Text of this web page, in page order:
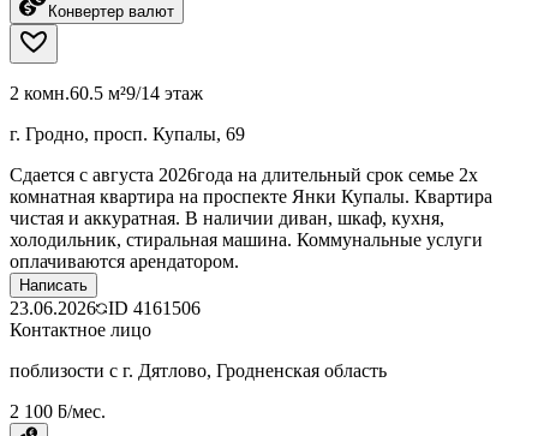
Конвертер валют
2 комн.60.5 м²9/14 этаж
г. Гродно, просп. Купалы, 69
Сдается с августа 2026года на длительный срок семье 2х
комнатная квартира на проспекте Янки Купалы. Квартира
чистая и аккуратная. В наличии диван, шкаф, кухня,
холодильник, стиральная машина. Коммунальные услуги
оплачиваются арендатором.
Написать
23.06.2026 ID 4161506
Контактное лицо
поблизости с г. Дятлово, Гродненская область
2 100 ƃ/мес.